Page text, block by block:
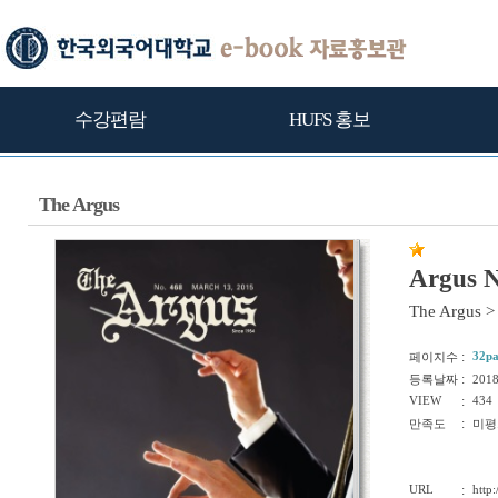
수강편람 HUFS 홍보
The Argus
Argus
The Argus >
페이지수 :
등록날짜 :
VIEW
:
434
만족도
: 미
URL :